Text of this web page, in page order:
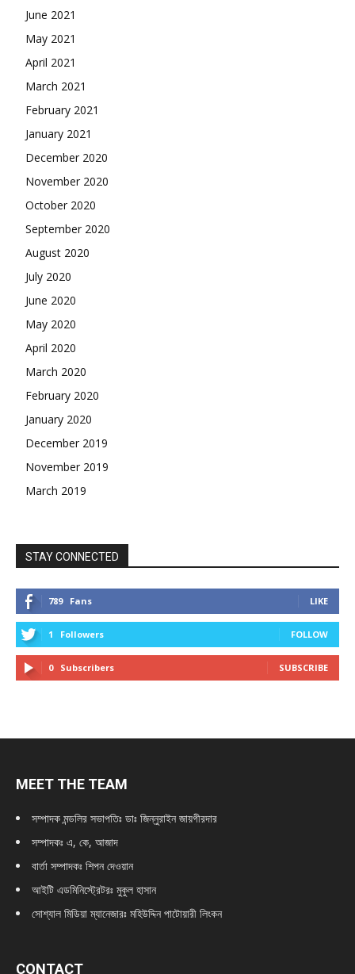
June 2021
May 2021
April 2021
March 2021
February 2021
January 2021
December 2020
November 2020
October 2020
September 2020
August 2020
July 2020
June 2020
May 2020
April 2020
March 2020
February 2020
January 2020
December 2019
November 2019
March 2019
STAY CONNECTED
789 Fans LIKE
1 Followers FOLLOW
0 Subscribers SUBSCRIBE
MEET THE TEAM
সম্পাদক মন্ডলির সভাপতিঃ ডাঃ জিন্নুরাইন জায়গীরদার
সম্পাদকঃ এ, কে, আজাদ
বার্তা সম্পাদকঃ শিপন দেওয়ান
আইটি এডমিনিস্ট্রেটরঃ মুকুল হাসান
সোশ্যাল মিডিয়া ম্যানেজারঃ মহিউদ্দিন পাটোয়ারী লিংকন
CONTACT